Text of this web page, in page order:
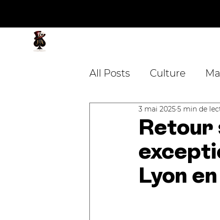
All Posts Culture
Mariage Entreprise
Blackpool Magic
Retour
Lyon
3 mai 20255 min de